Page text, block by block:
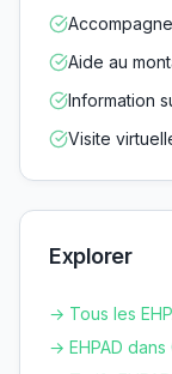
Aide au
Information
Visite
Explorer
→ Tous les
→ EHPAD dans